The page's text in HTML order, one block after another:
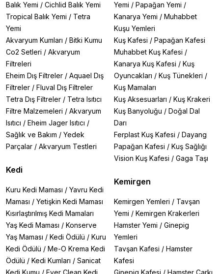
Balık Yemi / Cichlid Balık Yemi
Tropical Balık Yemi / Tetra
Yemi
Akvaryum Kumları / Bitki Kumu
Co2 Setleri / Akvaryum
Filtreleri
Eheim Dış Filtreler / Aquael Dış
Filtreler / Fluval Dış Filtreler
Tetra Dış Filtreler / Tetra Isıtıcı
Filtre Malzemeleri / Akvaryum
Isıtıcı / Eheim Jager Isıtıcı /
Sağlık ve Bakım / Yedek
Parçalar / Akvaryum Testleri
Kedi
Kuru Kedi Maması / Yavru Kedi
Maması / Yetişkin Kedi Maması
Kısırlaştırılmış Kedi Mamaları
Yaş Kedi Maması / Konserve
Yaş Maması / Kedi Ödülü / Kuru
Kedi Ödülü / Me-O Krema Kedi
Ödülü / Kedi Kumları / Sanicat
Yemi / Papağan Yemi /
Kanarya Yemi / Muhabbet
Kuşu Yemleri
Kuş Kafesi / Papağan Kafesi
Muhabbet Kuş Kafesi /
Kanarya Kuş Kafesi / Kuş
Oyuncakları / Kuş Tünekleri /
Kuş Mamaları
Kuş Aksesuarları / Kuş Krakeri
Kuş Banyoluğu / Doğal Dal
Darı
Ferplast Kuş Kafesi / Dayang
Papağan Kafesi / Kuş Sağlığı
Vision Kuş Kafesi / Gaga Taşı
Kemirgen
Kemirgen Yemleri / Tavşan
Yemi / Kemirgen Krakerleri
Hamster Yemi / Ginepig
Yemleri
Tavşan Kafesi / Hamster
Kafesi